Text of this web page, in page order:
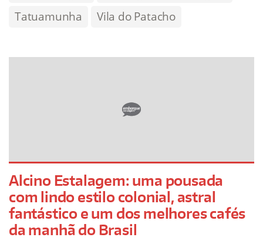
Tatuamunha
Vila do Patacho
Alcino Estalagem: uma pousada
com lindo estilo colonial, astral
fantástico e um dos melhores cafés
da manhã do Brasil